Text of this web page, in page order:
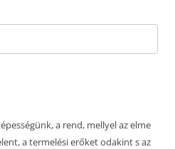
a rend, mellyel az elme
a termelési erőket odakint s az